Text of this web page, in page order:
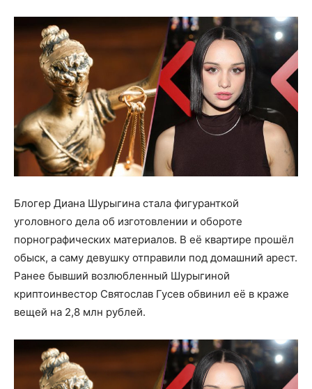
Блогер Диана Шурыгина стала фигуранткой
уголовного дела об изготовлении и обороте
порнографических материалов. В её квартире прошёл
обыск, а саму девушку отправили под домашний арест.
Ранее бывший возлюбленный Шурыгиной
криптоинвестор Святослав Гусев обвинил её в краже
вещей на 2,8 млн рублей.